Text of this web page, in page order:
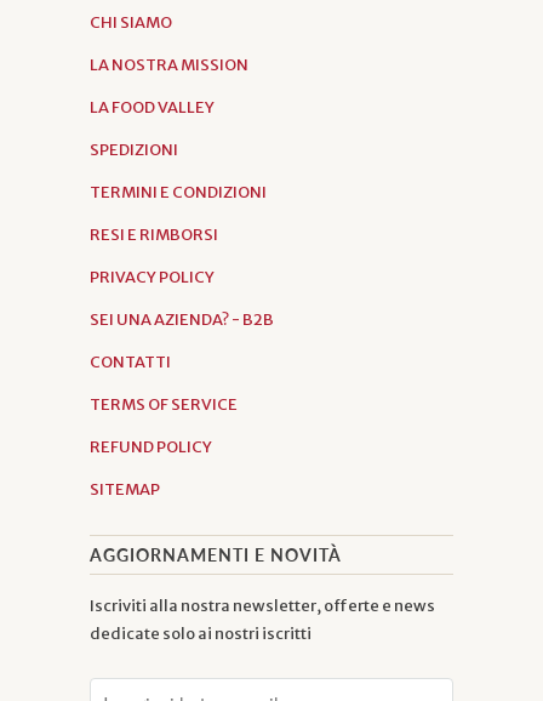
CHI SIAMO
LA NOSTRA MISSION
LA FOOD VALLEY
SPEDIZIONI
TERMINI E CONDIZIONI
RESI E RIMBORSI
PRIVACY POLICY
SEI UNA AZIENDA? - B2B
CONTATTI
TERMS OF SERVICE
REFUND POLICY
SITEMAP
AGGIORNAMENTI E NOVITÀ
Iscriviti alla nostra newsletter, offerte e news
dedicate solo ai nostri iscritti